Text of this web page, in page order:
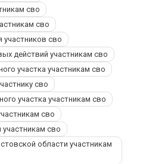
сво
сво
участников сво
действий участникам сво
участка участникам сво
сво
участка участникам сво
сво
сво
области участникам